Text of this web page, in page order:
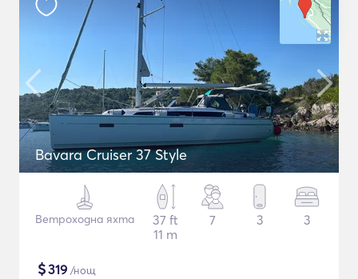
Bavara Cruiser 37 Style
Ветроходна яхта
37 ft
11 m
7 3 3
$319 /нощ